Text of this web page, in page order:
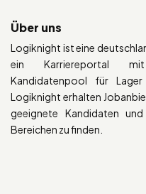
Über uns
Logiknight ist eine
ein Karriereportal
Kandidatenpool für
Logiknight erhalten
geeignete Kandidaten
Bereichen zu finden.